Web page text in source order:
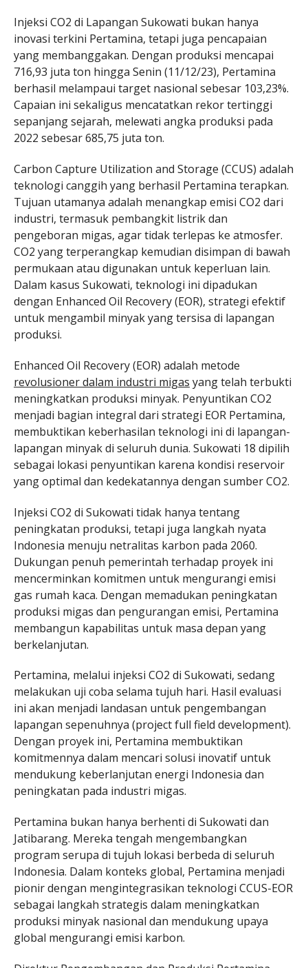
Injeksi CO2 di Lapangan Sukowati bukan hanya
inovasi terkini Pertamina, tetapi juga pencapaian
yang membanggakan. Dengan produksi mencapai
716,93 juta ton hingga Senin (11/12/23), Pertamina
berhasil melampaui target nasional sebesar 103,23%.
Capaian ini sekaligus mencatatkan rekor tertinggi
sepanjang sejarah, melewati angka produksi pada
2022 sebesar 685,75 juta ton.
Carbon Capture Utilization and Storage (CCUS) adalah
teknologi canggih yang berhasil Pertamina terapkan.
Tujuan utamanya adalah menangkap emisi CO2 dari
industri, termasuk pembangkit listrik dan
pengeboran migas, agar tidak terlepas ke atmosfer.
CO2 yang terperangkap kemudian disimpan di bawah
permukaan atau digunakan untuk keperluan lain.
Dalam kasus Sukowati, teknologi ini dipadukan
dengan Enhanced Oil Recovery (EOR), strategi efektif
untuk mengambil minyak yang tersisa di lapangan
produksi.
Enhanced Oil Recovery (EOR) adalah metode
revolusioner dalam industri migas yang telah terbukti
meningkatkan produksi minyak. Penyuntikan CO2
menjadi bagian integral dari strategi EOR Pertamina,
membuktikan keberhasilan teknologi ini di lapangan-
lapangan minyak di seluruh dunia. Sukowati 18 dipilih
sebagai lokasi penyuntikan karena kondisi reservoir
yang optimal dan kedekatannya dengan sumber CO2.
Injeksi CO2 di Sukowati tidak hanya tentang
peningkatan produksi, tetapi juga langkah nyata
Indonesia menuju netralitas karbon pada 2060.
Dukungan penuh pemerintah terhadap proyek ini
mencerminkan komitmen untuk mengurangi emisi
gas rumah kaca. Dengan memadukan peningkatan
produksi migas dan pengurangan emisi, Pertamina
membangun kapabilitas untuk masa depan yang
berkelanjutan.
Pertamina, melalui injeksi CO2 di Sukowati, sedang
melakukan uji coba selama tujuh hari. Hasil evaluasi
ini akan menjadi landasan untuk pengembangan
lapangan sepenuhnya (project full field development).
Dengan proyek ini, Pertamina membuktikan
komitmennya dalam mencari solusi inovatif untuk
mendukung keberlanjutan energi Indonesia dan
peningkatan pada industri migas.
Pertamina bukan hanya berhenti di Sukowati dan
Jatibarang. Mereka tengah mengembangkan
program serupa di tujuh lokasi berbeda di seluruh
Indonesia. Dalam konteks global, Pertamina menjadi
pionir dengan mengintegrasikan teknologi CCUS-EOR
sebagai langkah strategis dalam meningkatkan
produksi minyak nasional dan mendukung upaya
global mengurangi emisi karbon.